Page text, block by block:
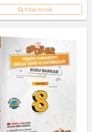
Kitap İncele